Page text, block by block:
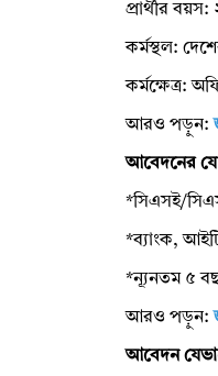
প্রার্থীর
কর্মস্থল:
কর্মক্ষেত্র:
আরও পড়ুন:
আবেদনের
*সিএসই/
*ব্যাংক,
*ন্যূনতম ৫
আরও পড়ুন:
আবেদন